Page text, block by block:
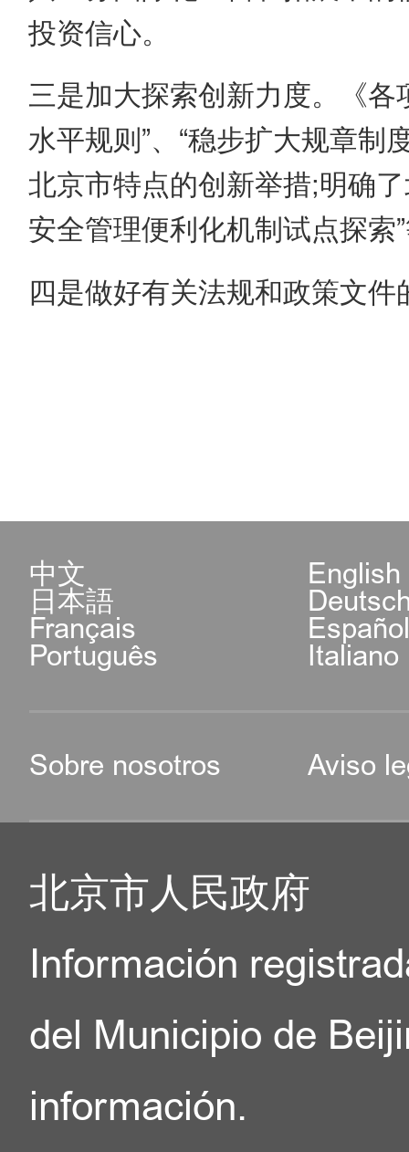
投资信心。
三是加大探索创新力度。《
水平规则”、“稳步扩大规章制
北京市特点的创新举措;明确
安全管理便利化机制试点探索
四是做好有关法规和政策文件
中文 English
日本語
Français
Português Italiano
Sobre nosotros Aviso
北京市人民政府
Información
del Municipio de
información.